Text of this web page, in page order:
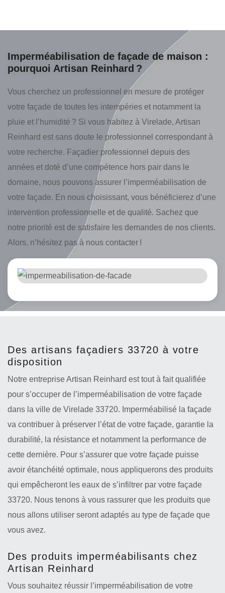
Imperméabilisation de façade de maison :
pourquoi Artisan Reinhard ?
Vous cherchez un professionnel en mesure de protéger
votre façade de toutes les intempéries et notamment la
pluie et l’humidité ? Si vous habitez à Virelade, Artisan
Reinhard est sans doute le professionnel correspondant à
votre recherche. Façadier professionnel depuis des
années et doté d’une compétence hors pair dans le
domaine, nous pouvons assurer l’imperméabilisation de
votre façade. En nous choisissant, vous bénéficierez d’une
intervention professionnelle et de qualité. Sachez que
notre priorité est de satisfaire les demandes de nos clients.
Alors, n’hésitez pas à nous contacter !
Des artisans façadiers 33720 à votre
disposition
Notre entreprise Artisan Reinhard est tout à fait qualifiée
pour s’occuper de l’imperméabilisation de votre façade
dans la ville de Virelade 33720. Imperméabilisé la façade
va contribuer à préserver l’état de votre façade, garantie la
durabilité, la résistance et notamment la performance de
cette dernière. Pour s’assurer que votre façade puisse
avoir étanchéité optimale, nous appliquerons des produits
qui empêcheront les eaux de s’infiltrer par votre façade
33720. Nous tenons à vous rassurer que les produits que
nous allons utiliser seront adaptés au type de façade que
vous avez.
Des produits imperméabilisants chez
Artisan Reinhard
Vous souhaitez réussir l’imperméabilisation de votre